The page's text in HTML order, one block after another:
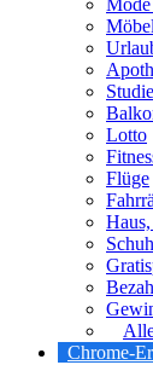
Möbel
Lotto
Flüge
Chrome-